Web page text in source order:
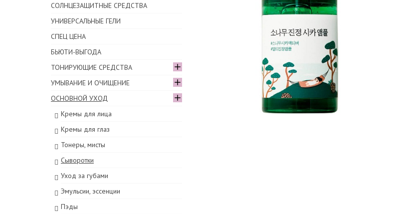
СОЛНЦЕЗАЩИТНЫЕ СРЕДСТВА
УНИВЕРСАЛЬНЫЕ ГЕЛИ
СПЕЦ ЦЕНА
БЬЮТИ-ВЫГОДА
ТОНИРУЮЩИЕ СРЕДСТВА
УМЫВАНИЕ И ОЧИЩЕНИЕ
ОСНОВНОЙ УХОД
Кремы для лица
Кремы для глаз
Тонеры, мисты
Сыворотки
Уход за губами
Эмульсии, эссенции
Пэды